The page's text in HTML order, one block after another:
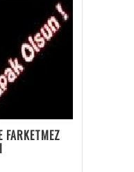
FARKETMEZ